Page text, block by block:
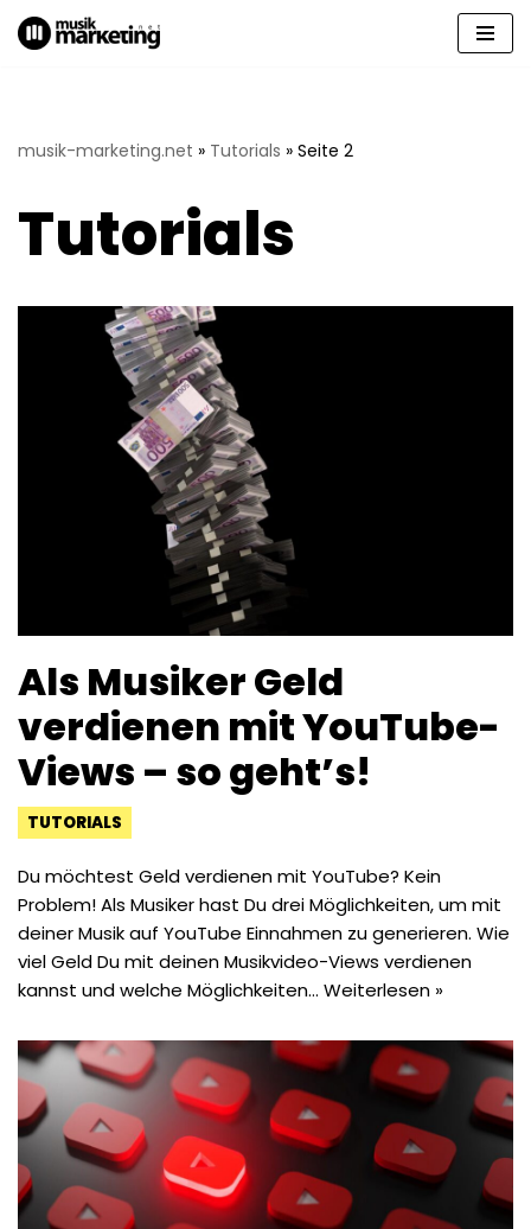
musik-marketing.net » Tutorials » Seite 2
Tutorials
Als Musiker Geld
verdienen mit YouTube-
Views – so geht’s!
TUTORIALS
Du möchtest Geld verdienen mit YouTube? Kein
Problem! Als Musiker hast Du drei Möglichkeiten, um mit
deiner Musik auf YouTube Einnahmen zu generieren. Wie
viel Geld Du mit deinen Musikvideo-Views verdienen
kannst und welche Möglichkeiten… Weiterlesen »